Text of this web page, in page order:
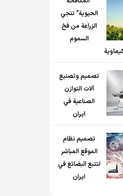
الحيوية" تنجي
الزراعة من فخ
السموم
تصميم وتصنيع
آلات التوازن
الصناعية في
ايران
تصميم نظام
الموقع المباشر
لتتبع البضائع في
ايران